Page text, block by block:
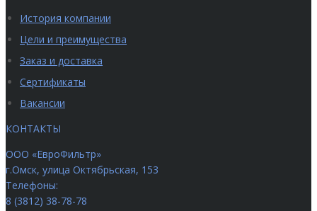
История компании
Цели и преимущества
Заказ и доставка
Сертификаты
Вакансии
КОНТАКТЫ
ООО «ЕвроФильтр»
г.Омск, улица Октябрьская, 153
Телефоны:
8 (3812) 38-78-78